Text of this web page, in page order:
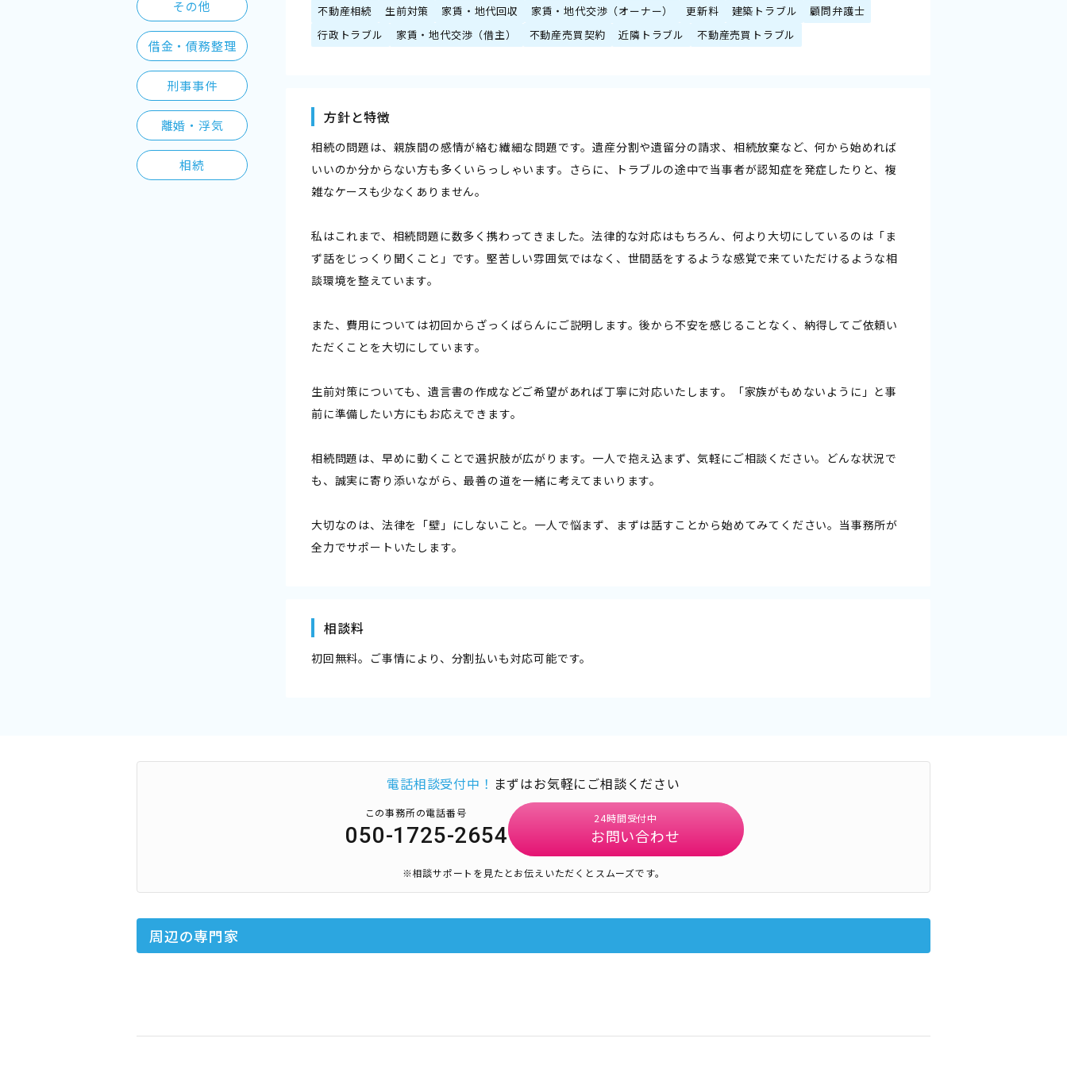
その他
借金・債務整理
刑事事件
離婚・浮気
相続
不動産相続 生前対策 家賃・地代回収 家賃・地代交渉（オーナー） 更新料 建築トラブル
顧問弁護士
行政トラブル
家賃・地代交渉（借主） 不動産売買契約 近隣トラブル 不動産売買トラブル
方針と特徴
相続の問題は、親族間の感情が絡む繊細な問題です。遺産分割や遺留分の請求、相続放棄など、何から始めれば
いいのか分からない方も多くいらっしゃいます。さらに、トラブルの途中で当事者が認知症を発症したりと、複
雑なケースも少なくありません。
私はこれまで、相続問題に数多く携わってきました。法律的な対応はもちろん、何より大切にしているのは「ま
ず話をじっくり聞くこと」です。堅苦しい雰囲気ではなく、世間話をするような感覚で来ていただけるような相
談環境を整えています。
また、費用については初回からざっくばらんにご説明します。後から不安を感じることなく、納得してご依頼い
ただくことを大切にしています。
生前対策についても、遺言書の作成などご希望があれば丁寧に対応いたします。「家族がもめないように」と事
前に準備したい方にもお応えできます。
相続問題は、早めに動くことで選択肢が広がります。一人で抱え込まず、気軽にご相談ください。どんな状況で
も、誠実に寄り添いながら、最善の道を一緒に考えてまいります。
大切なのは、法律を「壁」にしないこと。一人で悩まず、まずは話すことから始めてみてください。当事務所が
全力でサポートいたします。
相談料
初回無料。ご事情により、分割払いも対応可能です。
電話相談受付中！ まずはお気軽にご相談ください
この事務所の電話番号
050-1725-2654
24時間受付中
お問い合わせ
※相談サポートを見たとお伝えいただくとスムーズです。
周辺の専門家